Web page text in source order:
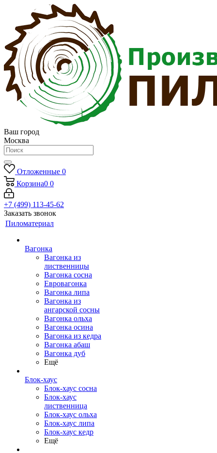
Ваш город
Москва
Отложенные 0
Корзина0 0
+7 (499) 113-45-62
Заказать звонок
Пиломатериал
Вагонка
Вагонка из
лиственницы
Вагонка сосна
Евровагонка
Вагонка липа
Вагонка из
ангарской сосны
Вагонка ольха
Вагонка осина
Вагонка из кедра
Вагонка абаш
Вагонка дуб
Ещё
Блок-хаус
Блок-хаус сосна
Блок-хаус
лиственница
Блок-хаус ольха
Блок-хаус липа
Блок-хаус кедр
Ещё